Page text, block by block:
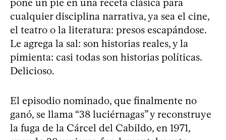
cualquier disciplina narrativa, ya sea el cine,
el teatro o la literatura: presos escapándose.
Le agrega la sal: son historias reales, y la
pimienta: casi todas son historias políticas.
Delicioso.
El episodio nominado, que finalmente no
ganó, se llama “38 luciérnagas” y reconstruye
la fuga de la Cárcel del Cabildo, en 1971,